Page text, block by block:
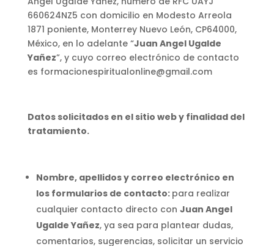
660624NZ5 con domicilio en Modesto Arreola
1871 poniente, Monterrey Nuevo León, CP64000,
México, en lo adelante “Juan Angel Ugalde
Yañez”, y cuyo correo electrónico de contacto
es formacionespiritualonline@gmail.com
Datos solicitados en el sitio web y finalidad del
tratamiento.
Nombre, apellidos y correo electrónico en
los formularios de contacto: para realizar
cualquier contacto directo con Juan Angel
Ugalde Yañez, ya sea para plantear dudas,
comentarios, sugerencias, solicitar un servicio